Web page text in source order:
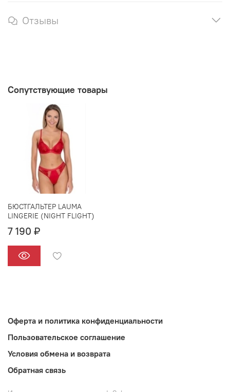
Отзывы
Сопутствующие товары
БЮСТГАЛЬТЕР LAUMA
LINGERIE (NIGHT FLIGHT)
7 190 ₽
Оферта и политика конфиденциальности
Пользовательское соглашение
Условия обмена и возврата
Обратная связь